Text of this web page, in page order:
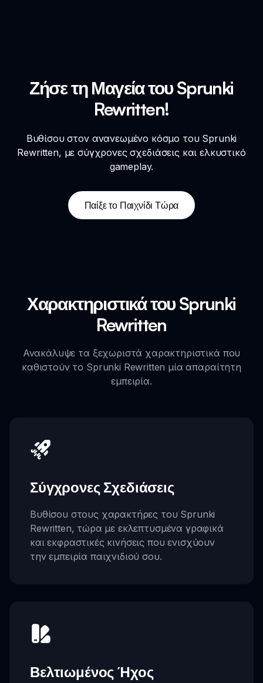
Ζήσε τη Μαγεία του Sprunki
Rewritten!
Βυθίσου στον ανανεωμένο κόσμο του Sprunki
Rewritten, με σύγχρονες σχεδιάσεις και ελκυστικό
gameplay.
Παίξε το Παιχνίδι Τώρα
Χαρακτηριστικά του Sprunki
Rewritten
Ανακάλυψε τα ξεχωριστά χαρακτηριστικά που
καθιστούν το Sprunki Rewritten μία απαραίτητη
εμπειρία.
Σύγχρονες Σχεδιάσεις
Βυθίσου στους χαρακτήρες του Sprunki
Rewritten, τώρα με εκλεπτυσμένα γραφικά
και εκφραστικές κινήσεις που ενισχύουν
την εμπειρία παιχνιδιού σου.
Βελτιωμένος Ήχος